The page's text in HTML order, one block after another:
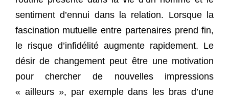
sentiment d’ennui dans la relation. Lorsque la
fascination mutuelle entre partenaires prend fin,
le risque d’infidélité augmente rapidement. Le
désir de changement peut être une motivation
pour chercher de nouvelles impressions
« ailleurs », par exemple dans les bras d’une